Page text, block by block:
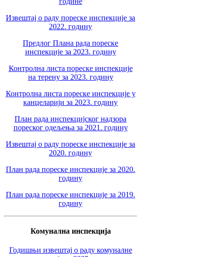
Извештај о раду пореске инспекције за
2022. годину
Предлог Плана рада пореске
инспекције за 2023. годину
Контролна листа пореске инспекције
на терену за 2023. годину
Контролна листа пореске инспекције у
канцеларији за 2023. годину
План рада инспекцијског надзора
пореског одељења за 2021. годину
Извештај о раду пореске инспекције за
2020. годину
План рада пореске инспекције за 2020.
годину
План рада пореске инспекције за 2019.
годину
Комунална инспекција
Годишњи извештај о раду комуналне